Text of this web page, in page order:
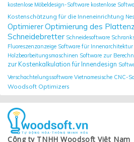
kostenlose Möbeldesign-Software kostenlose
Kostenschätzung für die Inneneinrichtung
OptimiererOptimierung des
Schneidebretter Schneidesoftware
Fluoreszenzanzeige Software für Innenarchitektur
Holzbearbeitungsmaschinen Software zur
zur Kostenkalkulation für Innendesign
Verschachtelungssoftware Vietnamesische CNC-
Woodsoft Optimizers
Công ty TNHH Woodsoft Việt Nam